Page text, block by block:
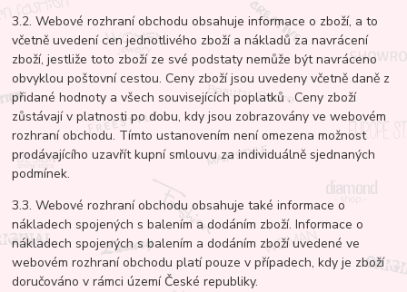
3.2. Webové rozhraní obchodu obsahuje informace o zboží, a to
včetně uvedení cen jednotlivého zboží a nákladů za navrácení
zboží, jestliže toto zboží ze své podstaty nemůže být navráceno
obvyklou poštovní cestou. Ceny zboží jsou uvedeny včetně daně z
přidané hodnoty a všech souvisejících poplatků . Ceny zboží
zůstávají v platnosti po dobu, kdy jsou zobrazovány ve webovém
rozhraní obchodu. Tímto ustanovením není omezena možnost
prodávajícího uzavřít kupní smlouvu za individuálně sjednaných
podmínek.
3.3. Webové rozhraní obchodu obsahuje také informace o
nákladech spojených s balením a dodáním zboží. Informace o
nákladech spojených s balením a dodáním zboží uvedené ve
webovém rozhraní obchodu platí pouze v případech, kdy je zboží
doručováno v rámci území České republiky.